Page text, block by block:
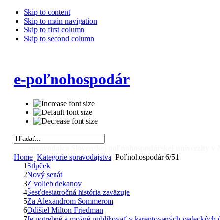
Skip to content
Skip to main navigation
Skip to first column
Skip to second column
e-poľnohospodár
Home Kategorie spravodajstva Poľnohospodár 6/51
1 Stĺpček
2Nový senát
3Z volieb dekanov
4Šesťdesiatročná história zaväzuje
5Za Alexandrom Sommerom
6Odišiel Milton Friedman